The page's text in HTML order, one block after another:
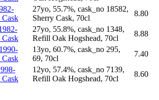
Cask
27yo, 55.7%, cask_no 18582,
Sherry Cask, 70cl
8.80
Cask
27yo, 55.8%, cask_no 1348,
Refill Oak Hogshead, 70cl
8.88
Cask
13yo, 60.7%, cask_no 295,
69, 70cl
7.40
Cask
12yo, 57.4%, cask_no 7139,
Refill Oak Hogshead, 70cl
8.60